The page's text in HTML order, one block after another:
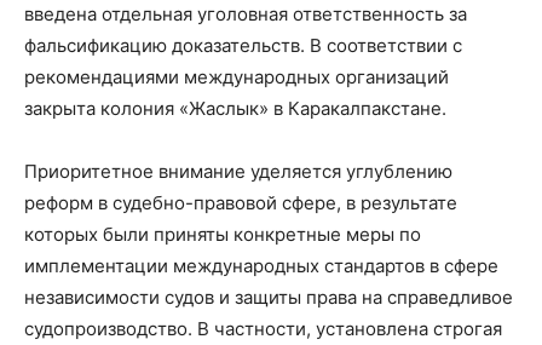
введена отдельная уголовная ответственность за
фальсификацию доказательств. В соответствии с
рекомендациями международных организаций
закрыта колония «Жаслык» в Каракалпакстане.
Приоритетное внимание уделяется углублению
реформ в судебно-правовой сфере, в результате
которых были приняты конкретные меры по
имплементации международных стандартов в сфере
независимости судов и защиты права на справедливое
судопроизводство. В частности, установлена строгая